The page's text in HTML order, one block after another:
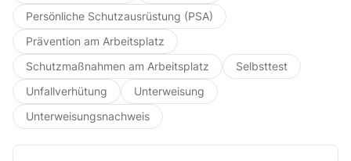
Persönliche Schutzausrüstung (PSA)
Prävention am Arbeitsplatz
Schutzmaßnahmen am Arbeitsplatz
Selbsttest
Unfallverhütung
Unterweisung
Unterweisungsnachweis